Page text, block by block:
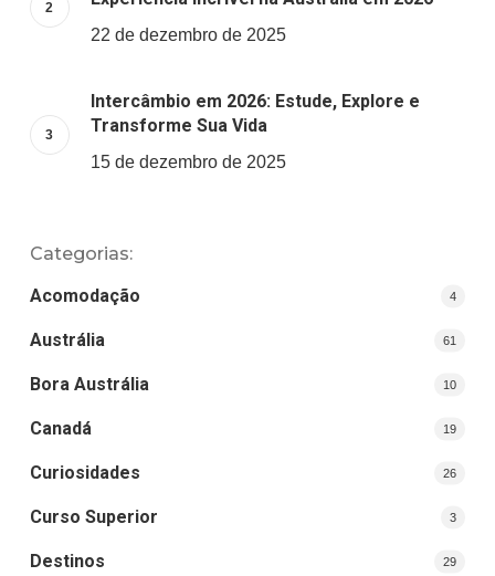
22 de dezembro de 2025
Intercâmbio em 2026: Estude, Explore e
Transforme Sua Vida
15 de dezembro de 2025
Categorias:
Acomodação
4
Austrália 61
Bora Austrália 10
Canadá 19
Curiosidades 26
Curso Superior 3
Destinos 29